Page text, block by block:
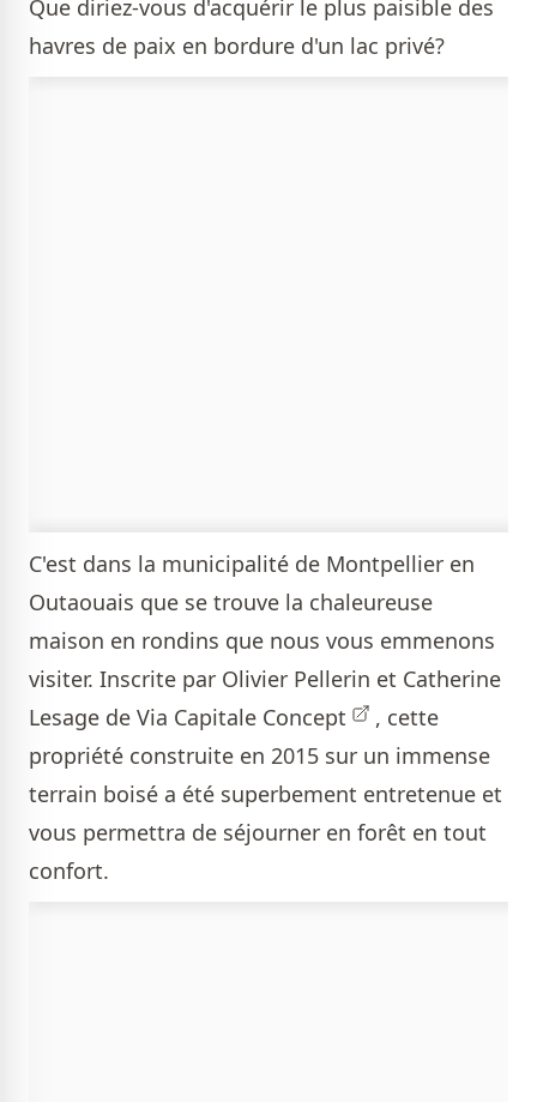
Que diriez-vous d'acquérir le plus paisible des
havres de paix en bordure d'un lac privé?
C'est dans la municipalité de Montpellier en
Outaouais que se trouve la chaleureuse
maison en rondins que nous vous emmenons
visiter. Inscrite par Olivier Pellerin et Catherine
Lesage de Via Capitale Concept
, cette
propriété construite en 2015 sur un immense
terrain boisé a été superbement entretenue et
vous permettra de séjourner en forêt en tout
confort.